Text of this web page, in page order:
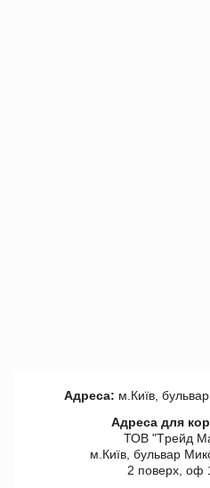
Адреса: м.Київ,
Адреса для
ТОВ "Tрейд
м.Київ, бульвар
2 поверх, оф